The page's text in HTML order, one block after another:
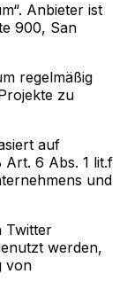
Anbieter ist
900, San
regelmäßig
zu
auf
Art. 6 Abs. 1 lit.f
und
Twitter
werden,
von